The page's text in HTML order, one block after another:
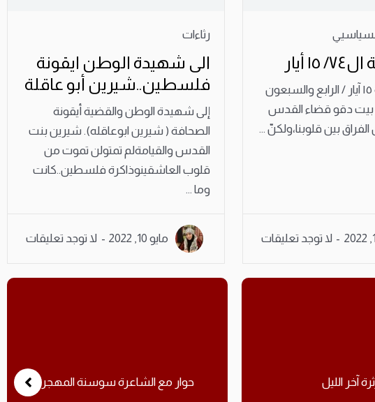
أيار
في ذكرى النكبة ١٥ آيار / الرابع والسبعون
بيت دقو قضاء القدس
بين قلوبنا،ولكنّ ...
لا توجد تعليقات
رثاءات
الى شهيدة الوطن ايقونة
فلسطين..شيرين أبو عاقلة
إلى شهيدة الوطن والقضية أيقونة
الصحافة ( شيرين ابوعاقله). شيرين بنت
القدس والقيامةلم تمتولن تموت من
قلوب العاشقينوذاكرة فلسطين..كانت
وما ...
مايو 10, 2022 لا توجد تعليقات
سوسنة المهجر ذبول الياسمين